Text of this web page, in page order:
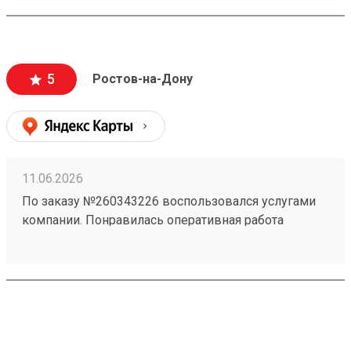
быстро. Персонал заслуживает отдельной похвалы
оформлением. Самое главное для нас — это
стопроцентная сохранность груза, коробки всегда
сроки соблюдаются. Рекомендую! (заказ №
260183788)
5 Ростов-на-Дону
11.06.2026
По заказу №260343226 воспользовался услугами
компании. Понравилась оперативная работа
своевременно. Замечаний по доставке нет.